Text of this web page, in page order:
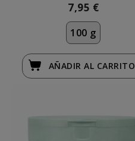
7,95 €
100 g
AÑADIR AL CARRITO